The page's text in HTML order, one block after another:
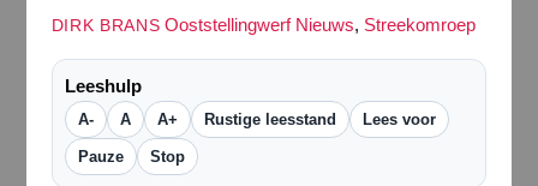
DIRK BRANS Ooststellingwerf Nieuws, Streekomroep
Leeshulp
A- A A+ Rustige leesstand Lees voor
Pauze Stop